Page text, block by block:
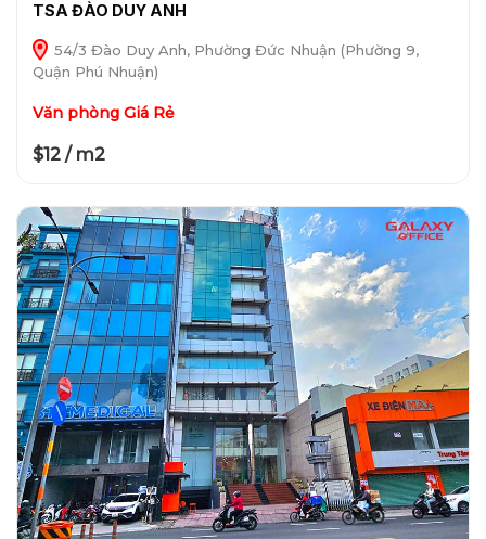
TSA ĐÀO DUY ANH
54/3 Đào Duy Anh, Phường Đức Nhuận (Phường 9,
Quận Phú Nhuận)
Văn phòng Giá Rẻ
$12 / m2